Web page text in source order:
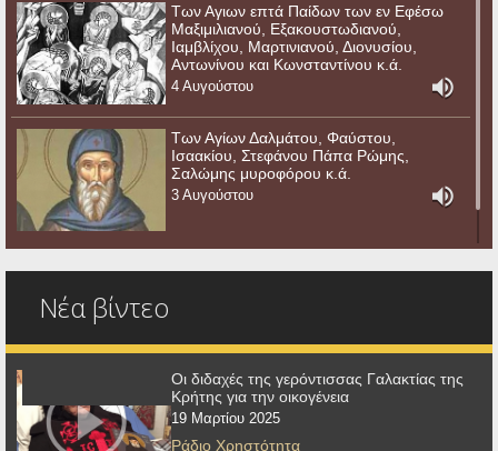
Των Αγιων επτά Παίδων των εν Εφέσω
Μαξιμιλιανού, Εξακουστωδιανού,
Ιαμβλίχου, Μαρτινιανού, Διονυσίου,
Αντωνίνου και Κωνσταντίνου κ.ά.
4 Αυγούστου
Των Αγίων Δαλμάτου, Φαύστου,
Ισαακίου, Στεφάνου Πάπα Ρώμης,
Σαλώμης μυροφόρου κ.ά.
3 Αυγούστου
Νέα βίντεο
Οι διδαχές της γερόντισσας Γαλακτίας της
Κρήτης για την οικογένεια
19 Μαρτίου 2025
Ράδιο Χρηστότητα